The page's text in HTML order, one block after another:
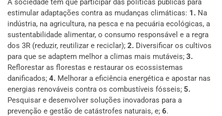
A sociedade tem que participar das políticas públicas para
estimular adaptações contra as mudanças climáticas: 1. Na
indústria, na agricultura, na pesca e na pecuária ecológicas, a
sustentabilidade alimentar, o consumo responsável e a regra
dos 3R (reduzir, reutilizar e reciclar); 2. Diversificar os cultivos
para que se adaptem melhor a climas mais mutáveis; 3.
Reflorestar as florestas e restaurar os ecossistemas
danificados; 4. Melhorar a eficiência energética e apostar nas
energias renováveis contra os combustíveis fósseis; 5.
Pesquisar e desenvolver soluções inovadoras para a
prevenção e gestão de catástrofes naturais, e; 6.